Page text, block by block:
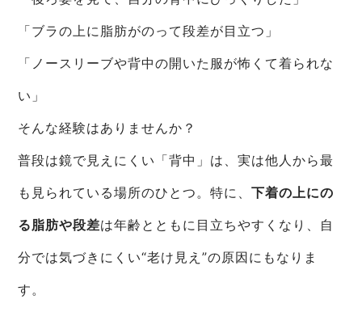
「ブラの上に脂肪がのって段差が目立つ」
「ノースリーブや背中の開いた服が怖くて着られな
い」
そんな経験はありませんか？
普段は鏡で見えにくい「背中」は、実は他人から最
も見られている場所のひとつ。特に、下着の上にの
る脂肪や段差は年齢とともに目立ちやすくなり、自
分では気づきにくい“老け見え”の原因にもなりま
す。